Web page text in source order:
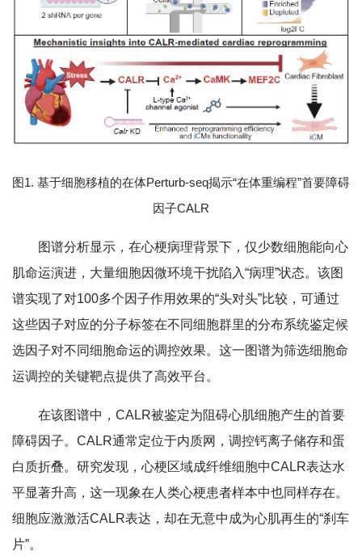
图1. 基于细胞移植的在体Perturb-seq揭示“在体重编程”首要障碍
因子CALR
图谱分析显示，在心梗病理背景下，仅少数细胞能向心
肌命运演进，大量细胞因微环境干扰陷入“病理”状态。该图
谱实现了对100多个因子作用效果的“头对头”比较，可通过
这些因子对应的分子标签在不同细胞群里的分布系统鉴定候
选因子对不同细胞命运的调控效果。这一图谱为筛选细胞命
运调控的关键靶点提供了高效平台。
在该图谱中， CALR被鉴定为阻碍心肌细胞产生的首要
障碍因子。CALR通常定位于内质网，调控钙离子储存和蛋
白质折叠。研究发现，心梗区域成纤维细胞中CALR表达水
平显著升高，这一现象在人类心梗患者样本中也同样存在。
细胞应激激活CALR表达，却在无意中成为心肌再生的“刹车
片”。